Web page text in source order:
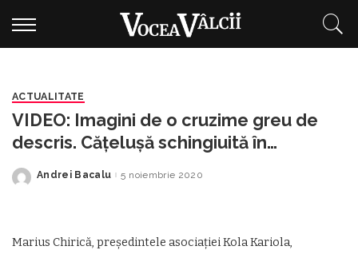
ACTUALITATE
VIDEO: Imagini de o cruzime greu de
descris. Cățelușă schingiuită în
prezența unor copii
Posted
Andrei Bacalu 5 noiembrie 2020
Marius Chirică, preşedintele asociaţiei Kola Kariola,